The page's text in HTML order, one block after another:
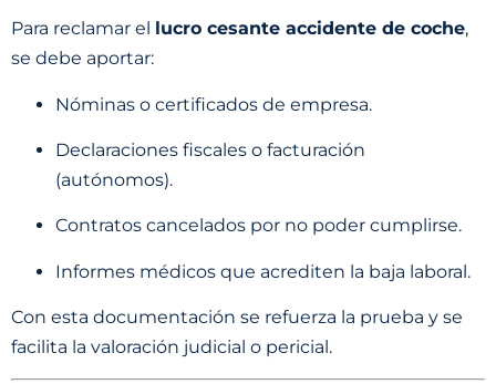
Para reclamar el lucro cesante accidente de coche,
se debe aportar:
Nóminas o certificados de empresa.
Declaraciones fiscales o facturación
(autónomos).
Contratos cancelados por no poder cumplirse.
Informes médicos que acrediten la baja laboral.
Con esta documentación se refuerza la prueba y se
facilita la valoración judicial o pericial.